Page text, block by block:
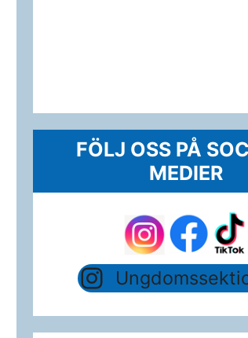
FÖLJ OSS PÅ
MEDIER